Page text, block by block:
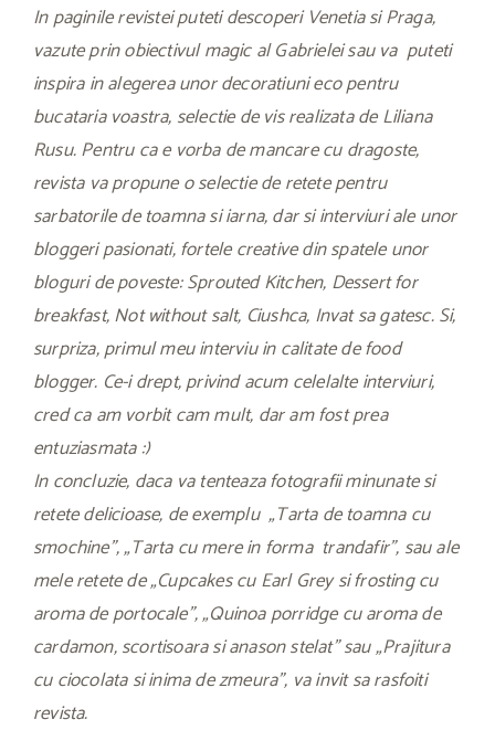
In paginile revistei puteti descoperi Venetia si Praga,
vazute prin obiectivul magic al Gabrielei sau va puteti
inspira in alegerea unor decoratiuni eco pentru
bucataria voastra, selectie de vis realizata de Liliana
Rusu. Pentru ca e vorba de mancare cu dragoste,
revista va propune o selectie de retete pentru
sarbatorile de toamna si iarna, dar si interviuri ale unor
bloggeri pasionati, fortele creative din spatele unor
bloguri de poveste: Sprouted Kitchen, Dessert for
breakfast, Not without salt, Ciushca, Invat sa gatesc. Si,
surpriza, primul meu interviu in calitate de food
blogger. Ce-i drept, privind acum celelalte interviuri,
cred ca am vorbit cam mult, dar am fost prea
entuziasmata :)
In concluzie, daca va tenteaza fotografii minunate si
retete delicioase, de exemplu „Tarta de toamna cu
smochine”, „Tarta cu mere in forma trandafir”, sau ale
mele retete de „Cupcakes cu Earl Grey si frosting cu
aroma de portocale”, „Quinoa porridge cu aroma de
cardamon, scortisoara si anason stelat” sau „Prajitura
cu ciocolata si inima de zmeura”, va invit sa rasfoiti
revista.